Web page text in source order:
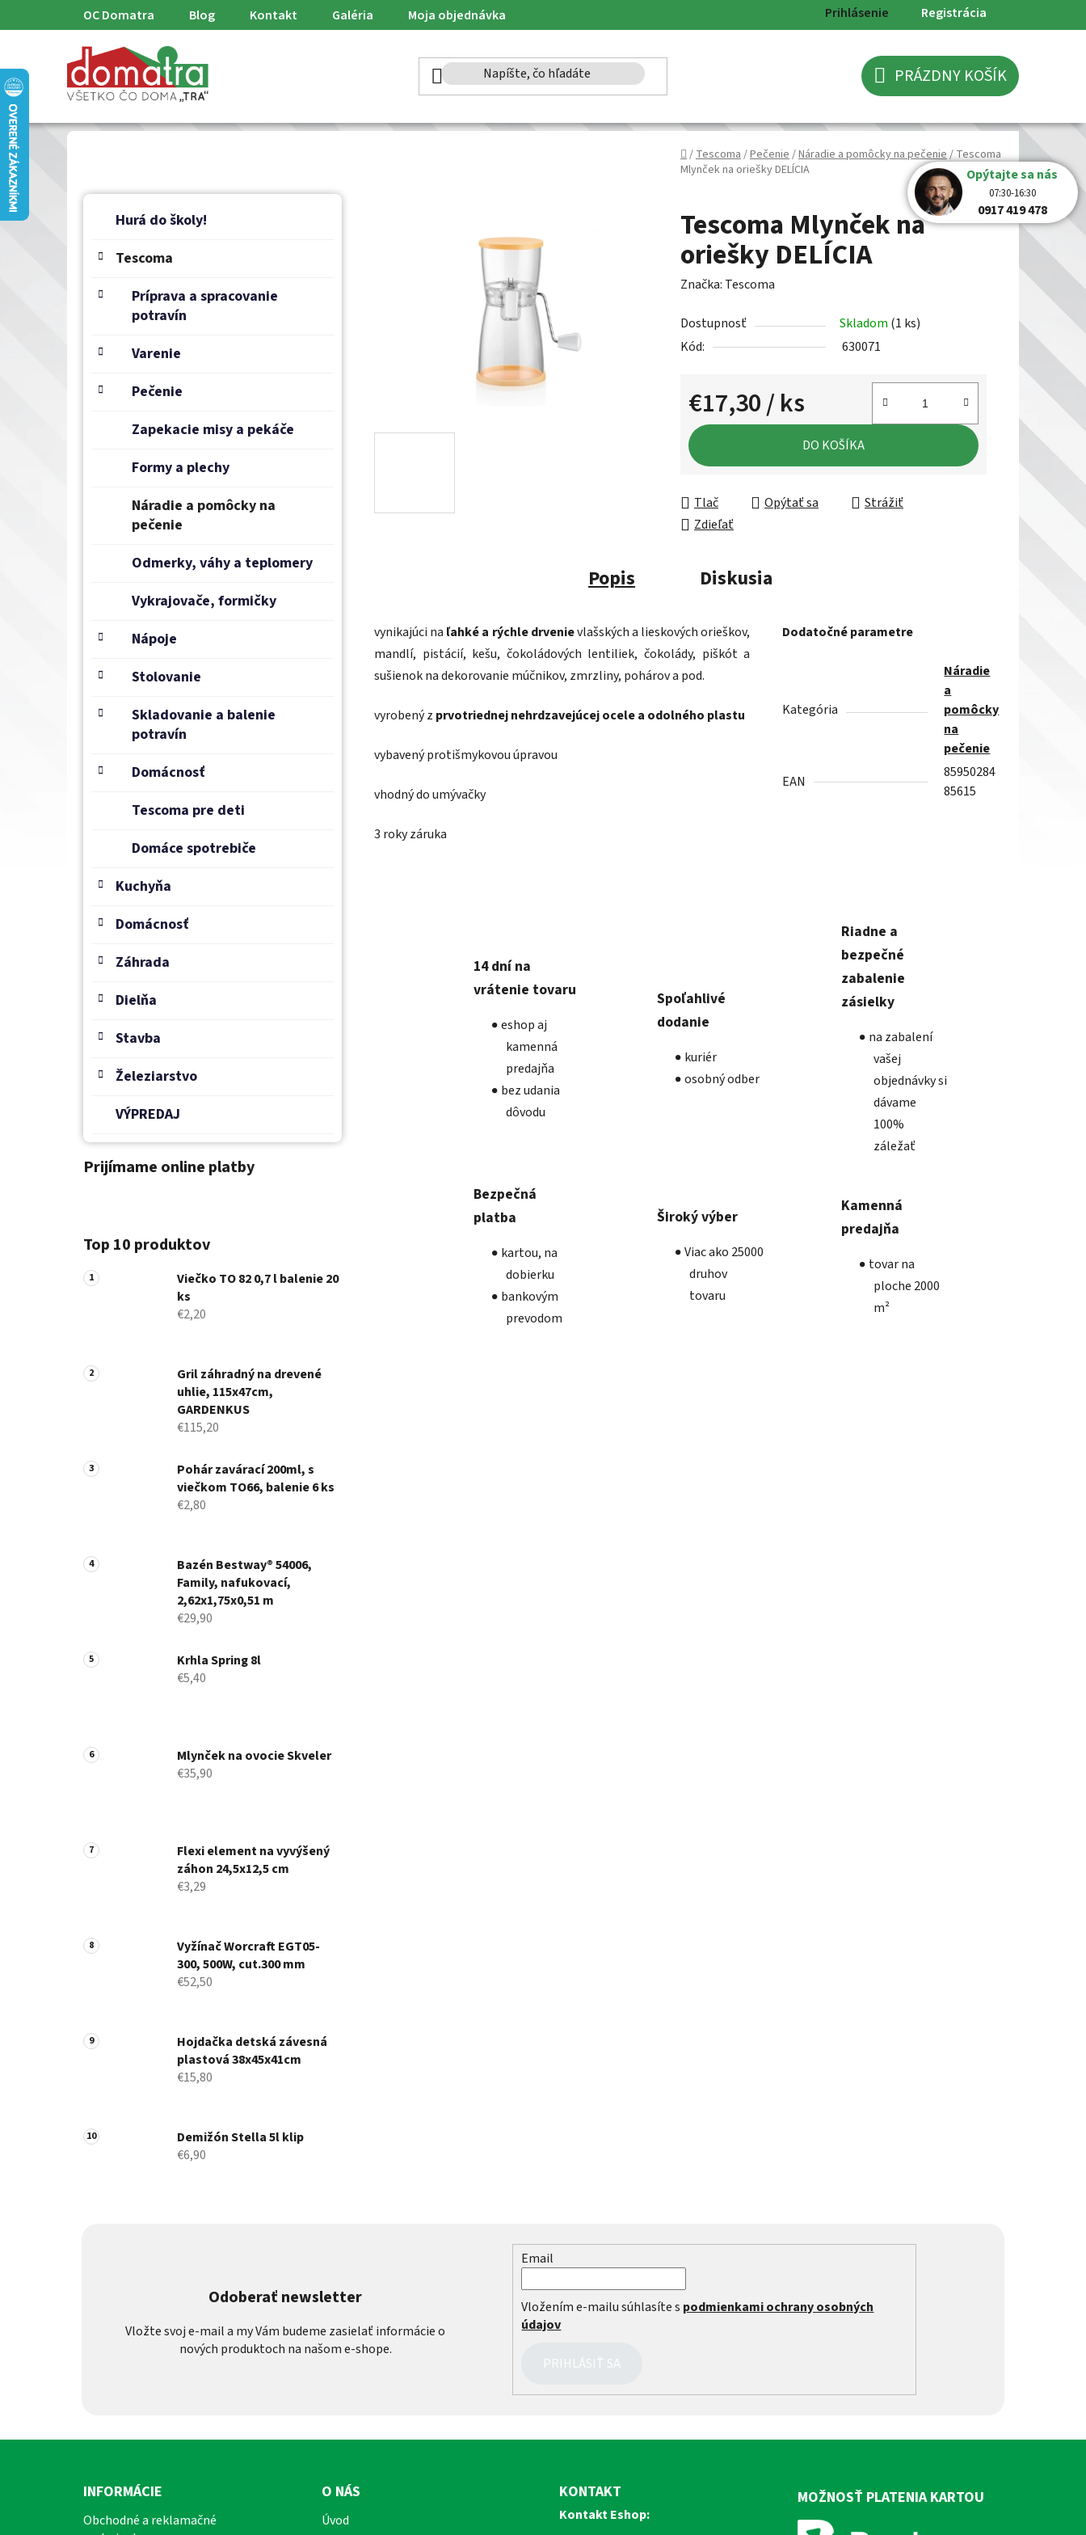
na
OC Domatra Blog Kontakt Galéria Moja objednávka Prihlásenie Registrácia
NÁKUPNÝ
KOŠÍK
PRÁZDNY KOŠÍK
Domov
/Tescoma/Pečenie/Náradie a pomôcky na pečenie/Tescoma
Mlynček na oriešky DELÍCIA
B
Preskočiť
kategórie
K
Hurá do školy!
Tescoma
Príprava a spracovanie
potravín
Varenie
Pečenie
Zapekacie misy a pekáče
Formy a plechy
Náradie a pomôcky na
pečenie
Odmerky, váhy a teplomery
Vykrajovače, formičky
Nápoje
Stolovanie
Skladovanie a balenie
potravín
Domácnosť
Tescoma pre deti
Domáce spotrebiče
Kuchyňa
Domácnosť
Záhrada
Dielňa
Stavba
Železiarstvo
VÝPREDAJ
Prijímame online platby
Top 10 produktov
Viečko TO 82 0,7 l balenie 20
ks
€2,20
Gril záhradný na drevené
uhlie, 115x47cm,
GARDENKUS
€115,20
Pohár zavárací 200ml, s
viečkom TO66, balenie 6 ks
€2,80
Bazén Bestway® 54006,
Family, nafukovací,
2,62x1,75x0,51 m
€29,90
Krhla Spring 8l
€5,40
Mlynček na ovocie Skveler
€35,90
Flexi element na vyvýšený
záhon 24,5x12,5 cm
€3,29
Vyžínač Worcraft EGT05-
300, 500W, cut.300 mm
€52,50
Hojdačka detská závesná
plastová 38x45x41cm
€15,80
Demižón Stella 5l klip
€6,90
Tescoma Mlynček na
oriešky DELÍCIA
Značka: Tescoma
Dostupnosť Skladom (1 ks)
Kód:
630071
€17,30/ ks
Jednotková cena:
DO KOŠÍKA
Tlač Opýtať sa
Strážiť
Zdieľať
Popis Diskusia
vynikajúci na ľahké a rýchle drvenievlašských a lieskových orieškov,
mandlí, pistácií, kešu, čokoládových lentiliek, čokolády, piškót a
sušienok na dekorovanie múčnikov, zmrzliny, pohárov a pod.
vyrobený z prvotriednej nehrdzavejúcej ocele a odolného plastu
vybavený protišmykovou úpravou
vhodný do umývačky
3 roky záruka
Dodatočné parametre
Kategória
Náradie
a
pomôcky
na
pečenie
EAN
85950284
85615
14 dní na
vrátenie tovaru
eshop aj
kamenná
predajňa
bez udania
dôvodu
Spoľahlivé
dodanie
kuriér
osobný odber
Riadne a
bezpečné
zabalenie
zásielky
na zabalení
vašej
objednávky si
dávame
100%
záležať
Bezpečná
platba
kartou, na
dobierku
bankovým
prevodom
Široký výber
Viac ako 25000
druhov
tovaru
Kamenná
predajňa
tovar na
ploche 2000
m²
Odoberať newsletter
Vložte svoj e-mail a my Vám budeme zasielať informácie o
nových produktoch na našom e-shope.
Email
Vložením e-mailu súhlasíte s podmienkami ochrany osobných
údajov
PRIHLÁSIŤ SA
INFORMÁCIE
Obchodné a reklamačné
O NÁS
Úvod
KONTAKT
Kontakt Eshop:
MOŽNOSŤ PLATENIA KARTOU
Opýtajte sa nás
07:30-16:30
0917 419 478